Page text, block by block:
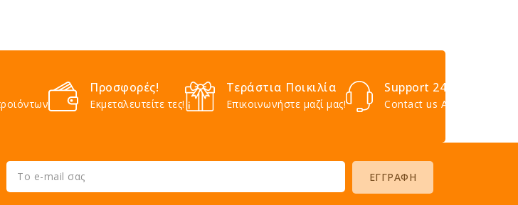
Προσφορές!
Εκμεταλευτείτε τες!
Τεράστια Ποικιλία
Επικοινωνήστε μαζί μας!
Support 24/7
Contact us Anytime